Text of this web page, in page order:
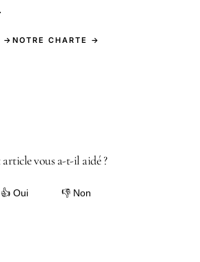
→ NOTRE CHARTE →
article vous a-t-il aidé ?
👍 Oui 👎 Non